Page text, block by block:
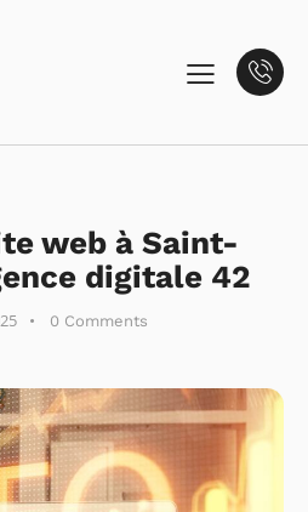
web à Saint-
digitale 42
0 Comments